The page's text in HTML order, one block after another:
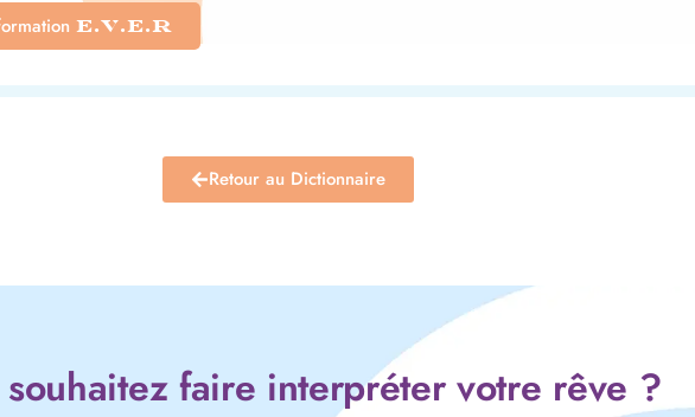
E.V.E.R
Retour au Dictionnaire
souhaitez faire interpréter votre rêve ?